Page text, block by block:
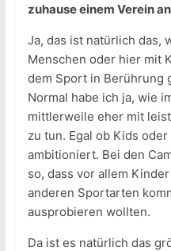
zuhause einem Verein
Ja, das ist natürlich das,
Menschen oder hier mit
dem Sport in Berührung
Normal habe ich ja, wie
mittlerweile eher mit
zu tun. Egal ob Kids
ambitioniert. Bei den
so, dass vor allem
anderen Sportarten
ausprobieren wollten.
Da ist es natürlich das